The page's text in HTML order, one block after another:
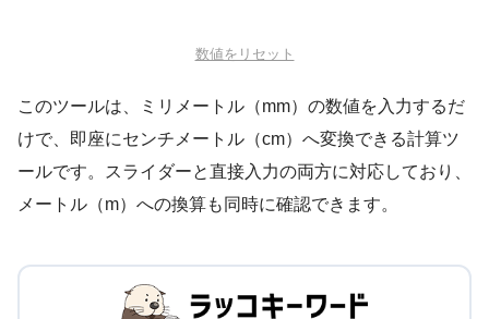
数値をリセット
このツールは、ミリメートル（mm）の数値を入力するだ
けで、即座にセンチメートル（cm）へ変換できる計算ツ
ールです。スライダーと直接入力の両方に対応しており、
メートル（m）への換算も同時に確認できます。